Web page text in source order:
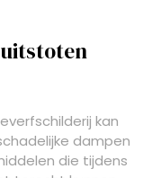
kan
dampen
die tijdens